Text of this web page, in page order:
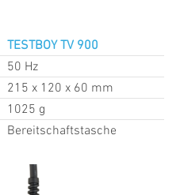
TESTBOY TV 900
50 Hz
215 x 120 x 60 mm
1025 g
Bereitschaftstasche